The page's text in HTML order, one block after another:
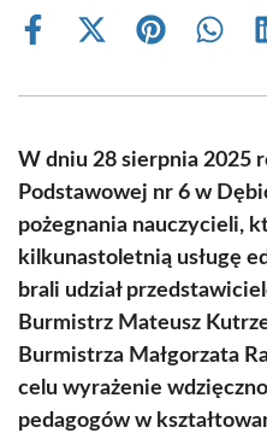
Share
Share
(Twitter)
Share Share
W dniu 28 sierpnia 2025
Podstawowej nr 6 w
pożegnania nauczycieli,
kilkunastoletnią usługę
brali udział
Burmistrz Mateusz
Burmistrza Małgorzata
celu wyrażenie
pedagogów w